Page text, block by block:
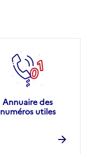
Annuaire des
numéros utiles